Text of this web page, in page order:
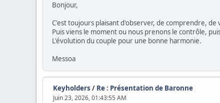
Bonjour,
C'est toujours plaisant d'observer, de comprendre, de
Puis viens le moment ou nous prenons le contrôle,
L'évolution du couple pour une bonne harmonie.
Messoa
Keyholders / Re : Présentation de Baronne
Juin 23, 2026, 01:43:55 AM